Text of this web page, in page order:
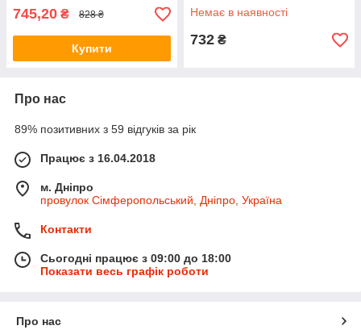
745,20 ₴ 828 ₴
Купити
Немає в наявності
732 ₴
Про нас
89% позитивних з 59 відгуків за рік
Працює з 16.04.2018
м. Дніпро
провулок Сімферопольський, Дніпро, Україна
Контакти
Сьогодні працює з 09:00 до 18:00
Показати весь графік роботи
Про нас